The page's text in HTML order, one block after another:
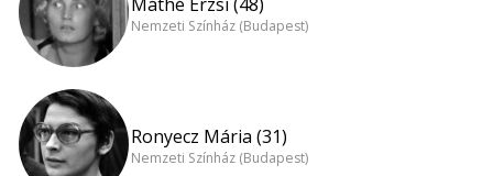
Nemzeti Színház (Budapest)
Ronyecz Mária (31)
Nemzeti Színház (Budapest)